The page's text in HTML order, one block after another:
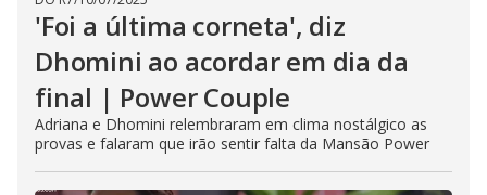
'Foi a última corneta', diz
Dhomini ao acordar em dia da
final | Power Couple
Adriana e Dhomini relembraram em clima nostálgico as
provas e falaram que irão sentir falta da Mansão Power